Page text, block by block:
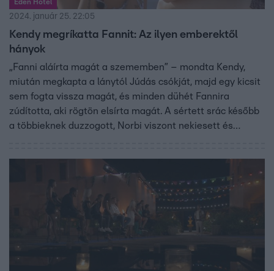
Éden Hotel
2024. január 25. 22:05
Kendy megríkatta Fannit: Az ilyen emberektől
hányok
„Fanni aláírta magát a szememben” – mondta Kendy,
miután megkapta a lánytól Júdás csókját, majd egy kicsit
sem fogta vissza magát, és minden dühét Fannira
zúdította, aki rögtön elsírta magát. A sértett srác később
a többieknek duzzogott, Norbi viszont nekiesett és